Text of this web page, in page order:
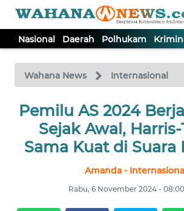
Nasional Daerah Polhukam
Wahana News Internasional
Pemilu AS 2024
Sejak Awal,
Sama Kuat di Suara
Amanda -
Rabu, 6 November 2024 -
TV
Tutup
NASIONAL
DAERAH